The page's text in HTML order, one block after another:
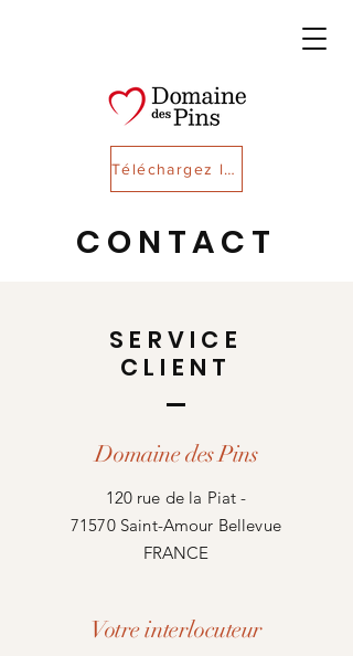
Téléchargez le bon de commande
CONTACT
SERVICE
CLIENT
Domaine des Pins
120 rue de la Piat -
71570 Saint-Amour Bellevue
FRANCE
Votre interlocuteur